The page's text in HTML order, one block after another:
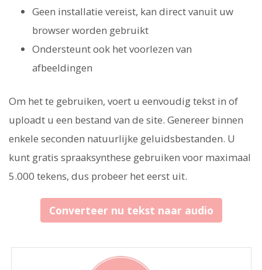
Geen installatie vereist, kan direct vanuit uw
browser worden gebruikt
Ondersteunt ook het voorlezen van
afbeeldingen
Om het te gebruiken, voert u eenvoudig tekst in of
uploadt u een bestand van de site. Genereer binnen
enkele seconden natuurlijke geluidsbestanden. U
kunt gratis spraaksynthese gebruiken voor maximaal
5.000 tekens, dus probeer het eerst uit.
Converteer nu tekst naar audio